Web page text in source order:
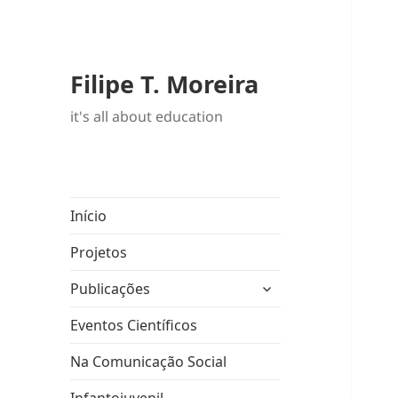
Filipe T. Moreira
it's all about education
Início
Projetos
Publicações
expandir
Eventos Científicos
Na Comunicação Social